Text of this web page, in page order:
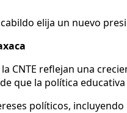
elija un nuevo
CNTE reflejan una
que la política
políticos,